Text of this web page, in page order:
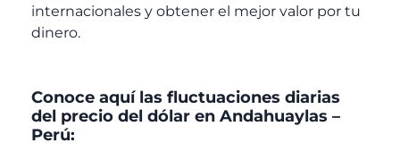
internacionales y obtener el mejor valor por tu
dinero.
Conoce aquí las fluctuaciones diarias
del precio del dólar en Andahuaylas –
Perú: